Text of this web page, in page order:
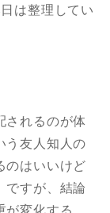
は整理してい
されるのが体
う友人知人の
のはいいけど
ですが、結論